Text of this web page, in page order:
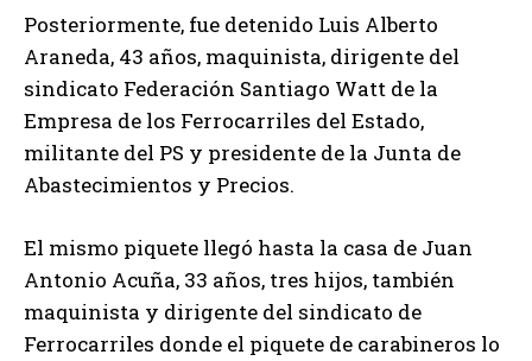
Posteriormente, fue detenido Luis Alberto
Araneda, 43 años, maquinista, dirigente del
sindicato Federación Santiago Watt de la
Empresa de los Ferrocarriles del Estado,
militante del PS y presidente de la Junta de
Abastecimientos y Precios.
El mismo piquete llegó hasta la casa de Juan
Antonio Acuña, 33 años, tres hijos, también
maquinista y dirigente del sindicato de
Ferrocarriles donde el piquete de carabineros lo